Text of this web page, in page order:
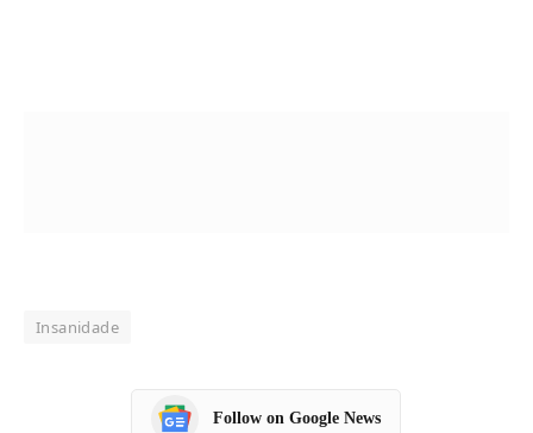
Insanidade
Follow on Google News